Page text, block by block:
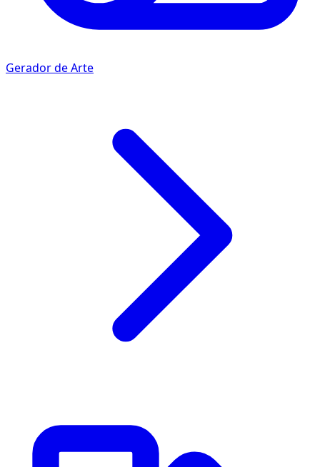
Gerador de Arte